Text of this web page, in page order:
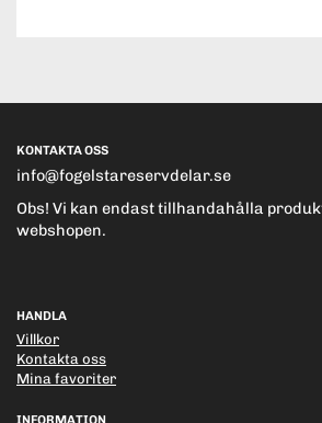
KONTAKTA OSS
info@fogelstareservdelar.se
Obs! Vi kan endast tillhandahålla
webshopen.
HANDLA
Villkor
Kontakta oss
Mina favoriter
INFORMATION